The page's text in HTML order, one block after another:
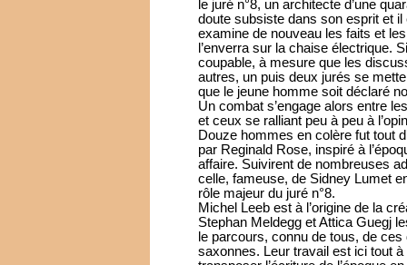
le juré n°8, un architecte d’une
doute subsiste dans son esprit et il
examine de nouveau les faits et
l’enverra sur la chaise électrique.
coupable, à mesure que les
autres, un puis deux jurés se
que le jeune homme soit déclaré
Un combat s’engage alors entre
et ceux se ralliant peu à peu à
Douze hommes en colère fut tout
par Reginald Rose, inspiré à
affaire. Suivirent de nombreuses
celle, fameuse, de Sidney Lumet
rôle majeur du juré n°8.
Michel Leeb est à l’origine de la
Stephan Meldegg et Attica Guegj
le parcours, connu de tous, de
saxonnes. Leur travail est ici tout